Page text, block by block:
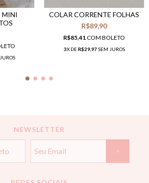
MINI
COLAR CORRENTE FOLHAS
R$89,90
R$85,41COM BOLETO
3X DER$29,97SEM JUROS
NEWSLETTER